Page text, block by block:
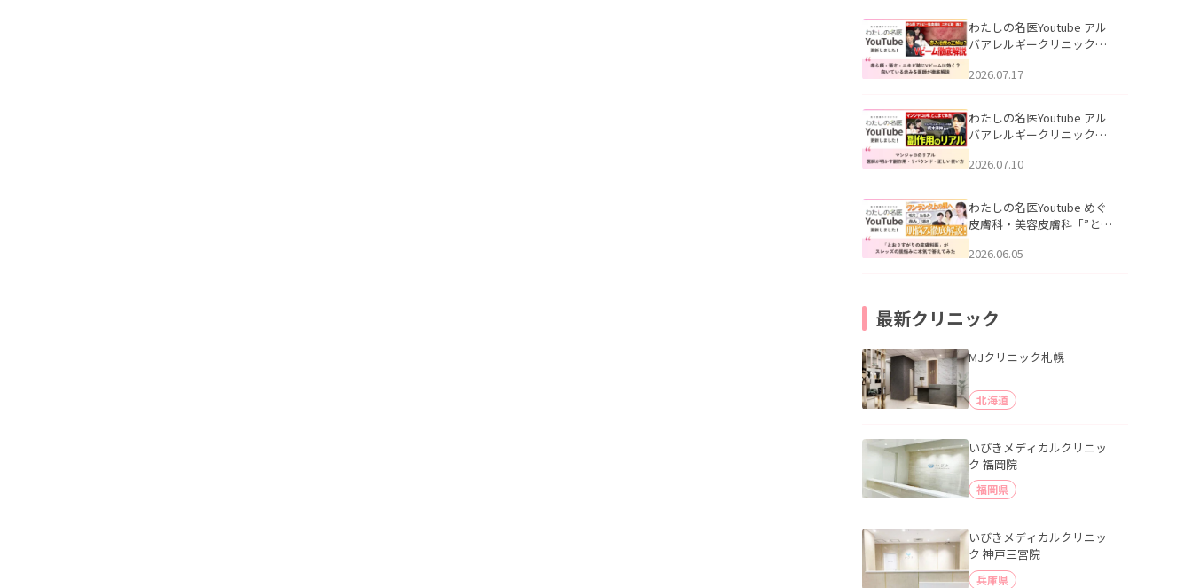
公開いたしました。
わたしの名医Youtube アル
バアレルギークリニック札
跡にVビームは効く？向いて
説」を公開いたしました。
2026.07.17
わたしの名医Youtube アル
バアレルギークリニック札
医師が明かす副作用・リバ
公開いたしました。
2026.07.10
わたしの名医Youtube めぐ
皮膚科・美容皮膚科「”とお
ッズの肌悩みに本気で答え
2026.06.05
最新クリニック
MJクリニック札幌
北海道
いびきメディカルクリニッ
ク 福岡院
福岡県
いびきメディカルクリニッ
ク 神戸三宮院
兵庫県